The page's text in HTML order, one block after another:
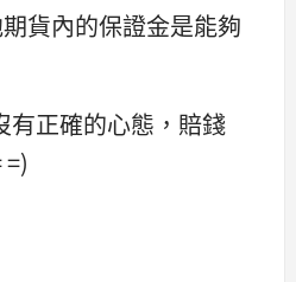
貨內的保證金是能夠
有正確的心態，賠錢